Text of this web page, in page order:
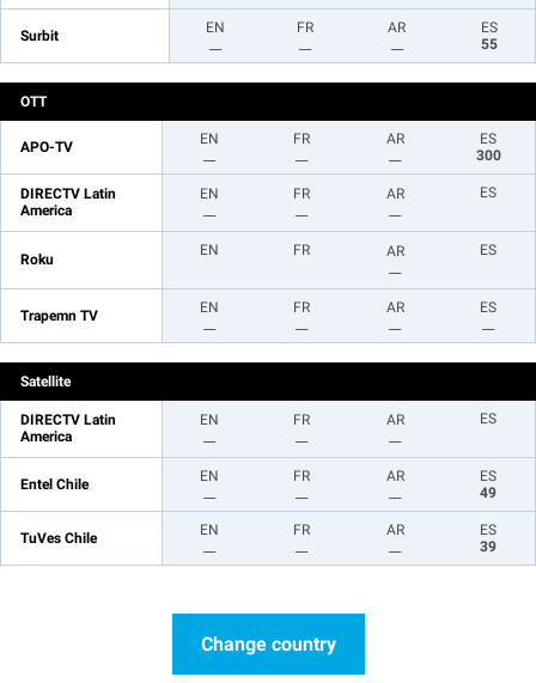
Surbit
EN
FR
AR
ES
55
OTT
APO-TV
EN
FR
AR
ES
300
DIRECTV Latin
America
EN
FR
AR
ES
Roku
EN FR
AR
ES
Trapemn TV
EN
FR
AR
ES
Satellite
DIRECTV Latin
America
EN
FR
AR
ES
Entel Chile
EN
FR
AR
ES
49
TuVes Chile
EN
FR
AR
ES
39
Change country